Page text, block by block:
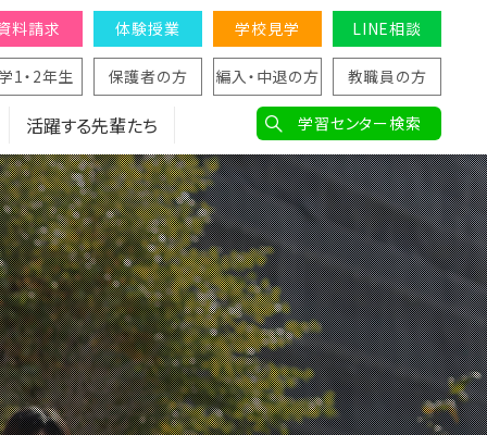
活躍する先輩たち
料請求 体験授業 学校見学 LINE相談
1・2年生 保護者の方 編入・中退の方 教職員の方
学習センター検索